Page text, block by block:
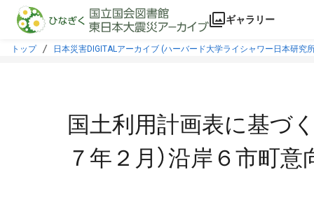
本文に飛ぶ
ギャラリー
トップ 日本災害DIGITALアーカイブ (ハーバード大学ライシャワー日本研究
国土利用計画表に基づ
７年２月）沿岸６市町意